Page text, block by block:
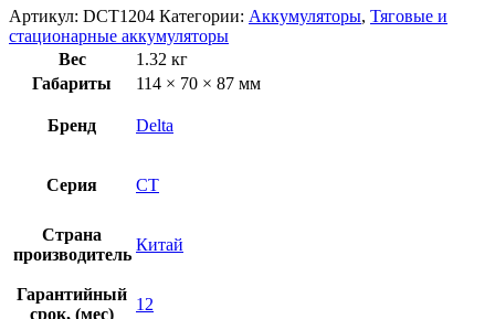
Артикул: DCT1204 Категории: Аккумуляторы, Тяговые и
стационарные аккумуляторы
Вес
1.32 кг
Габариты
114 × 70 × 87 мм
Бренд Delta
Серия CT
Страна
производитель
Китай
Гарантийный
срок, (мес)
12